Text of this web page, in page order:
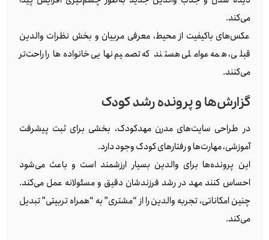
می‌کند.
عکس‌های باکیفیت از محیط، معرفی مربیان و بخش نظرات والدین
قبلی، همه عواملی هستند که تصمیم نهایی خانواده‌ها را راحت‌تر
می‌کنند.
گزارش‌ها و پرونده رشد کودک
در طراحی سایت‌های مدرن مهدکودک، بخشی برای ثبت پیشرفت
آموزشی، مهارت‌ها و رفتارهای کودک وجود دارد.
این پرونده‌ها برای والدین بسیار ارزشمند است و باعث می‌شود
احساس کنند مهد در رشد فرزندشان دقیق و مسئولانه عمل می‌کند.
چنین امکاناتی، تجربه والدین را از “مشتری” به “همراه تربیتی” تبدیل
می‌کند.